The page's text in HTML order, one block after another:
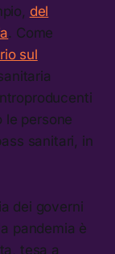
del
. Come
sul
le persone
sanitari, in
dei governi
pandemia è
tesa a